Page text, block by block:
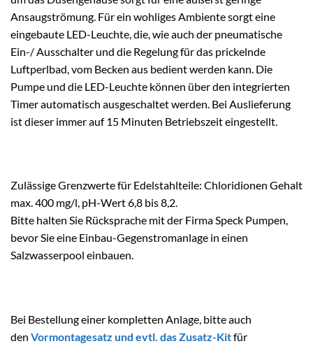
Ansaugströmung. Für ein wohliges Ambiente sorgt eine
eingebaute LED-Leuchte, die, wie auch der pneumatische
Ein-/ Ausschalter und die Regelung für das prickelnde
Luftperlbad, vom Becken aus bedient werden kann. Die
Pumpe und die LED-Leuchte können über den integrierten
Timer automatisch ausgeschaltet werden. Bei Auslieferung
ist dieser immer auf 15 Minuten Betriebszeit eingestellt.
Zulässige Grenzwerte für Edelstahlteile: Chloridionen Gehalt
max. 400 mg/l, pH-Wert 6,8 bis 8,2.
Bitte halten Sie Rücksprache mit der Firma Speck Pumpen,
bevor Sie eine Einbau-Gegenstromanlage in einen
Salzwasserpool einbauen.
Bei Bestellung einer kompletten Anlage, bitte auch
den Vormontagesatz und evtl. das Zusatz-Kitfür